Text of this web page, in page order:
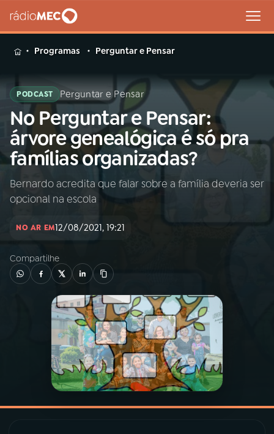
MENU
Buscar
na
Rádio
MEC
Buscar
Início AO VIVO
INÍCIO
02A RÁDIO
PROGRAMAÇÃO
PROGRAMAS
PODCASTS
Programas Perguntar e Pensar
PODCAST Perguntar e Pensar
No Perguntar e Pensar:
árvore genealógica é só pra
famílias organizadas?
Bernardo acredita que falar sobre a família deveria ser
opcional na escola
NO AR EM12/08/2021, 19:21
Compartilhe